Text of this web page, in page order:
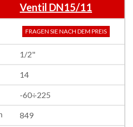
Ventil DN15/11
FRAGEN SIE NACH DEM PREIS
1/2"
14
-60÷225
849